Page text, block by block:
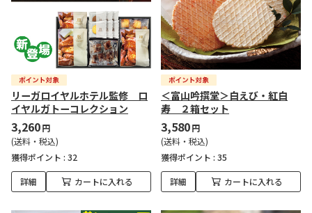
リーガロイヤルホテル監修 ロ
イヤルガトーコレクション
3,260円
(送料・税込)
獲得ポイント : 32
詳細 カートに入れる
＜富山吟撰堂＞白えび・紅白
寿 ２箱セット
3,580円
(送料・税込)
獲得ポイント : 35
詳細 カートに入れる